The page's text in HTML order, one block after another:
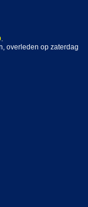
.
overleden op zaterdag